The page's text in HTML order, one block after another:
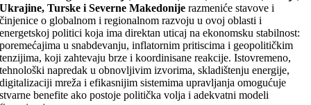
Ukrajine, Turske i Severne Makedonije razmeniće stavove i
činjenice o globalnom i regionalnom razvoju u ovoj oblasti i
energetskoj politici koja ima direktan uticaj na ekonomsku stabilnost:
poremećajima u snabdevanju, inflatornim pritiscima i geopolitičkim
tenzijima, koji zahtevaju brze i koordinisane reakcije. Istovremeno,
tehnološki napredak u obnovljivim izvorima, skladištenju energije,
digitalizaciji mreža i efikasnijim sistemima upravljanja omogućuje
stvarne benefite ako postoje politička volja i adekvatni modeli